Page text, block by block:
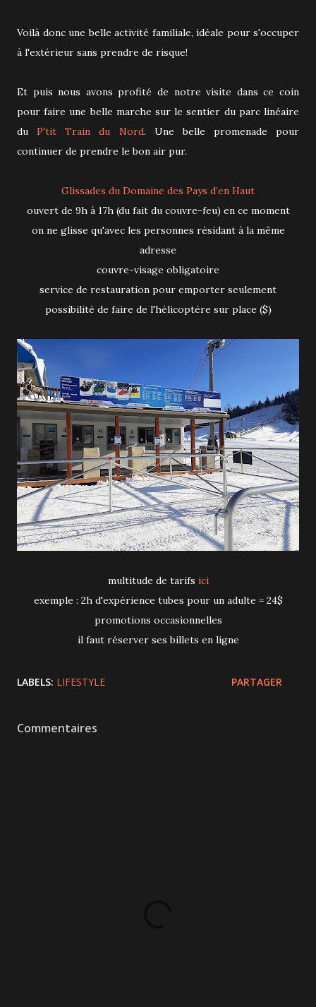
Voilà donc une belle activité familiale, idéale pour s'occuper
à l'extérieur sans prendre de risque!
Et puis nous avons profité de notre visite dans ce coin
pour faire une belle marche sur le sentier du parc linéaire
duP'tit Train du Nord. Une belle promenade pour
continuer de prendre le bon air pur.
Glissades du Domaine des Pays d’en Haut
ouvert de 9h à 17h (du fait du couvre-feu) en ce moment
on ne glisse qu'avec les personnes résidant à la même
adresse
couvre-visage obligatoire
service de restauration pour emporter seulement
possibilité de faire de l'hélicoptère sur place ($)
multitude de tarifs ici
exemple : 2h d'expérience tubes pour un adulte = 24$
promotions occasionnelles
il faut réserver ses billets en ligne
LABELS: LIFESTYLE PARTAGER
Commentaires